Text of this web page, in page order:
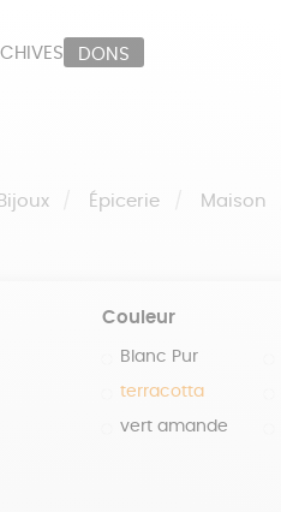
DONS
Bijoux Épicerie Maison
Couleur
Blanc Pur
terracotta
vert amande